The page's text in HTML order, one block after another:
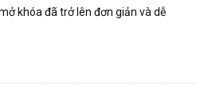
khóa đã trở lên đơn giản và dễ